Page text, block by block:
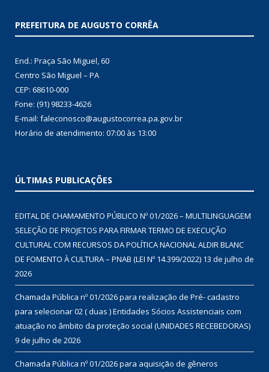
PREFEITURA DE AUGUSTO CORRÊA
End.: Praça São Miguel, 60
Centro São Miguel – PA
CEP: 68610-000
Fone: (91) 98233-4626
E-mail: faleconosco@augustocorrea.pa.gov.br
Horário de atendimento: 07:00 às 13:00
ÚLTIMAS PUBLICAÇÕES
EDITAL DE CHAMAMENTO PÚBLICO Nº 01/2026 – MULTILINGUAGEM
SELEÇÃO DE PROJETOS PARA FIRMAR TERMO DE EXECUÇÃO
CULTURAL COM RECURSOS DA POLÍTICA NACIONAL ALDIR BLANC
DE FOMENTO À CULTURA – PNAB (LEI Nº 14.399/2022) 13 de julho de
2026
Chamada Pública nº 01/2026 para realização de Pré- cadastro
para selecionar 02 ( duas ) Entidades Sócios Assistenciais com
atuação no âmbito da proteção social (UNIDADES RECEBEDORAS)
9 de julho de 2026
Chamada Pública nº 01/2026 para aquisição de gêneros